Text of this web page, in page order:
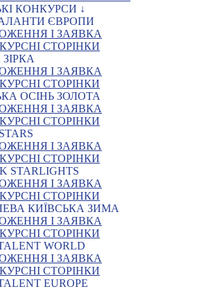
КОНКУРСИ ↓
ЄВРОПИ
І ЗАЯВКА
СТОРІНКИ
І ЗАЯВКА
СТОРІНКИ
ОСІНЬ ЗОЛОТА
І ЗАЯВКА
СТОРІНКИ
І ЗАЯВКА
СТОРІНКИ
STARLIGHTS
І ЗАЯВКА
СТОРІНКИ
КИЇВСЬКА ЗИМА
І ЗАЯВКА
СТОРІНКИ
WORLD
І ЗАЯВКА
СТОРІНКИ
EUROPE